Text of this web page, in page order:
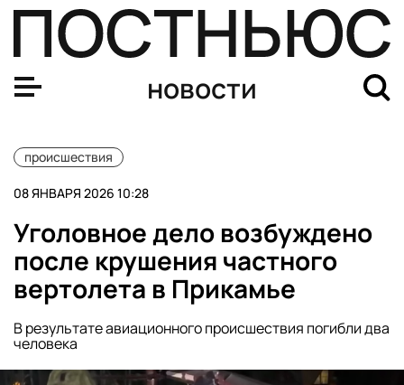
новости
происшествия
08 ЯНВАРЯ 2026 10:28
Уголовное дело возбуждено
после крушения частного
вертолета в Прикамье
В результате авиационного происшествия погибли два
человека
112: в Подмосковье восемь человек отравились